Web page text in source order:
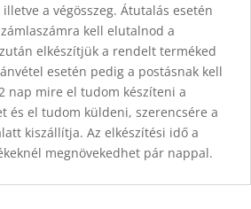
a végösszeg. Átutalás esetén
kell elutalnod a
elkészítjük a rendelt terméked
esetén pedig a postásnak kell
nap mire el tudom készíteni a
és el tudom küldeni, szerencsére a
kiszállítja. Az elkészítési idő a
megnövekedhet pár nappal.